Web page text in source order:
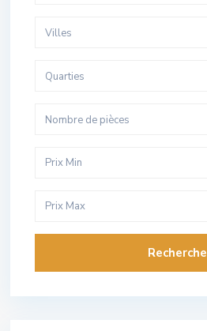
Villes
Quarties
Nombre de pièces
Recherche